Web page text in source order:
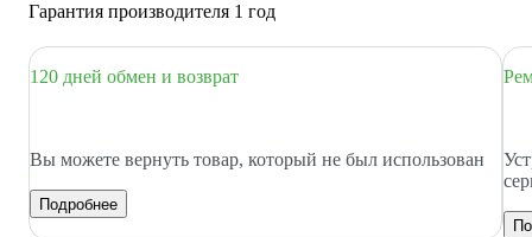
Гарантия производителя 1 год
120 дней обмен и возврат
Вы можете вернуть товар, который не был использован
Подробнее